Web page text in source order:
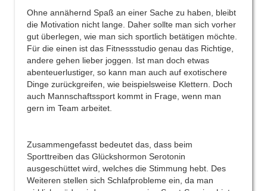
Ohne annähernd Spaß an einer Sache zu haben, bleibt
die Motivation nicht lange. Daher sollte man sich vorher
gut überlegen, wie man sich sportlich betätigen möchte.
Für die einen ist das Fitnessstudio genau das Richtige,
andere gehen lieber joggen. Ist man doch etwas
abenteuerlustiger, so kann man auch auf exotischere
Dinge zurückgreifen, wie beispielsweise Klettern. Doch
auch Mannschaftssport kommt in Frage, wenn man
gern im Team arbeitet.
Zusammengefasst bedeutet das, dass beim
Sporttreiben das Glückshormon Serotonin
ausgeschüttet wird, welches die Stimmung hebt. Des
Weiteren stellen sich Schlafprobleme ein, da man